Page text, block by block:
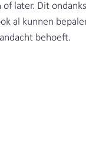
later. Dit
al kunnen
behoeft.